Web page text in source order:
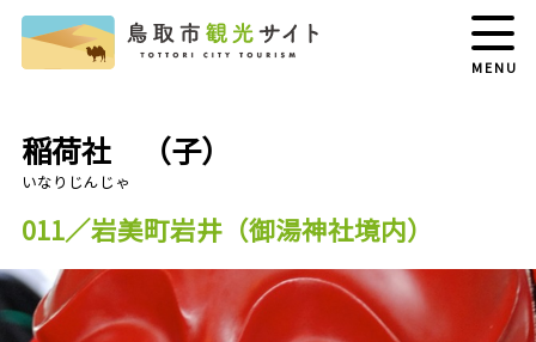
MENU
稲荷社 （子）
011／岩美町岩井（御湯神社境内）